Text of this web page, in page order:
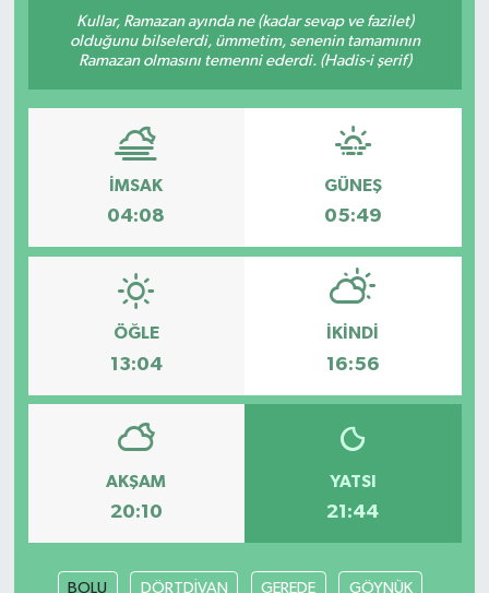
Kullar, Ramazan ayında ne (kadar sevap ve fazilet)
olduğunu bilselerdi, ümmetim, senenin tamamının
Ramazan olmasını temenni ederdi. (Hadis-i şerif)
İMSAK
04:08
GÜNEŞ
05:49
ÖĞLE
13:04
İKINDI
16:56
AKŞAM
20:10
YATSI
21:44
BOLU DÖRTDİVAN GEREDE GÖYNÜK
Yaşam
Anali̇z
Bi̇li̇m & Teknoloji̇
Dünya
Eği̇ti̇m